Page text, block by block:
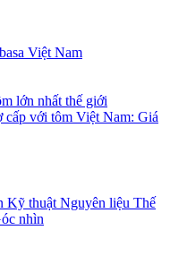
Việt Nam
lớn nhất thế giới
cấp với tôm Việt Nam: Giá
Kỹ thuật Nguyên liệu Thế
nhìn